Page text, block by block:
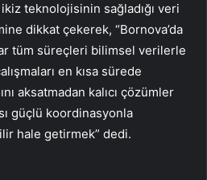
teknolojisinin sağladığı veri
dikkat çekerek, “Bornova’da
tüm süreçleri bilimsel verilerle
en kısa sürede
aksatmadan kalıcı çözümler
güçlü koordinasyonla
hale getirmek” dedi.